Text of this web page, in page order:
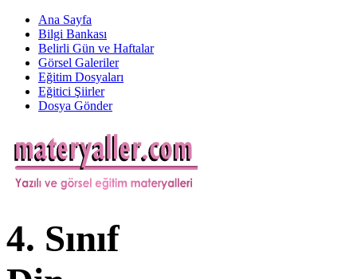
Ana Sayfa
Bilgi Bankası
Belirli Gün ve Haftalar
Görsel Galeriler
Eğitim Dosyaları
Eğitici Şiirler
Dosya Gönder
4. Sınıf